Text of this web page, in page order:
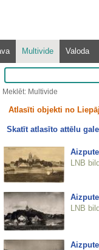
Multivide Valoda
Meklēt: Multivide
Atlasīti objekti no
Skatīt atlasīto attēlu
Aizpute
LNB
Aizpute
LNB
Aizpute